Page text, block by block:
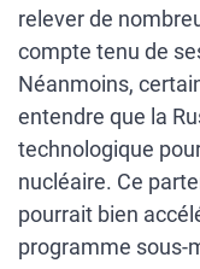
relever de
compte tenu de
Néanmoins,
entendre que la
technologique
nucléaire. Ce
pourrait bien
programme sous-